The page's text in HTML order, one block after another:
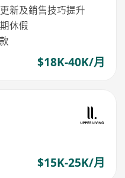
新及銷售技巧提升
休假
$18K-40K/月
$15K-25K/月